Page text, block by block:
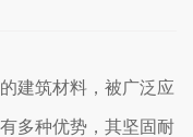
建筑材料，被广泛应
多种优势，其坚固耐